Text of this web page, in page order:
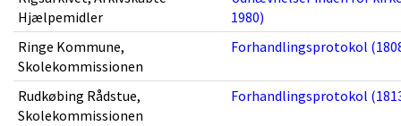
Hjælpemidler
1980)
Ringe Kommune,
Skolekommissionen
Forhandlingsprotokol
Rudkøbing Rådstue,
Skolekommissionen
Forhandlingsprotokol